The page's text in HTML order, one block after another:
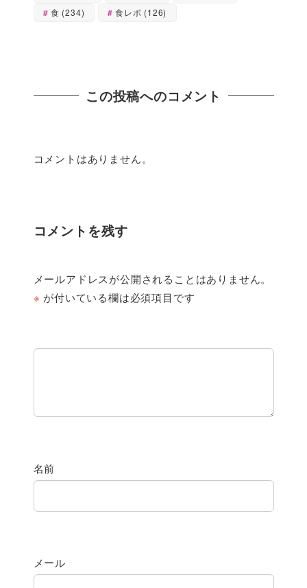
食 (234) 食レポ (126)
この投稿へのコメント
コメントはありません。
コメントを残す
メールアドレスが公開されることはありません。
※ が付いている欄は必須項目です
名前
メール